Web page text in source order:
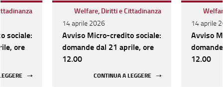
sociale:
ore
Welfare, Diritti e Cittadinanza
14 aprile 2026
Avviso Micro-credito sociale:
domande dal 21 aprile, ore
12.00
CONTINUA A LEGGERE
14 aprile
Avviso
12.00